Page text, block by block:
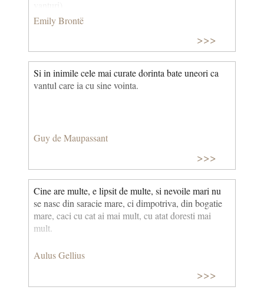
Emily Brontë
>>>
Si in inimile cele mai curate dorinta bate uneori ca
vantul care ia cu sine vointa.
Guy de Maupassant
>>>
Cine are multe, e lipsit de multe, si nevoile mari nu
se nasc din saracie mare, ci dimpotriva, din bogatie
mare, caci cu cat ai mai mult, cu atat doresti mai
mult.
Aulus Gellius
>>>